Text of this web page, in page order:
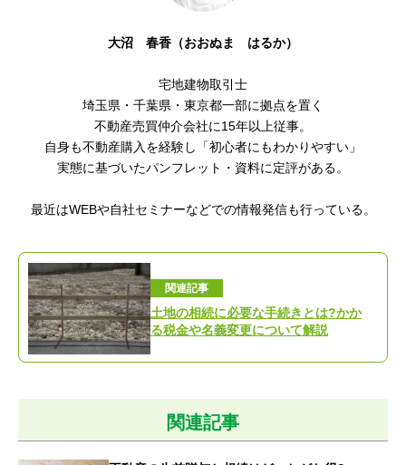
大沼 春香（おおぬま はるか）
宅地建物取引士
埼玉県・千葉県・東京都一部に拠点を置く
不動産売買仲介会社に15年以上従事。
自身も不動産購入を経験し「初心者にもわかりやすい 」
実態に基づいたパンフレット・資料に定評がある。
最近はWEBや自社セミナーなどでの情報発信も行っている。
関連記事
土地の相続に必要な手続きとは?かか
る税金や名義変更について解説
関連記事